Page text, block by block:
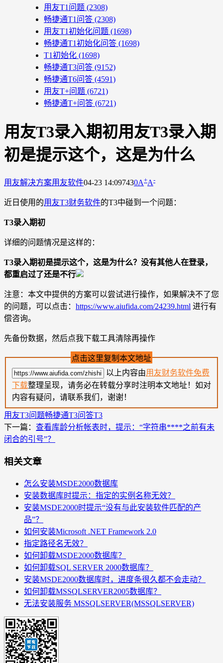
用友T1问题 (2308)
畅捷通T1问答 (2308)
用友T1初始化问题 (1698)
畅捷通T1初始化问答 (1698)
T1初始化 (1698)
畅捷通T3问答 (9152)
畅捷通T6问答 (4591)
用友T+问题 (6721)
畅捷通T+问答 (6721)
用友T3录入期初用友T3录入期
初是提示这个，这是为什么
用友解决方案用友软件04-23 14:097430A+A-
近日使用的用友T3财务软件的T3中碰到一个问题：
T3录入期初
详细的问题情况是这样的：
T3录入期初是提示这个，这是为什么？没有其他人在登录，
都重启过了还是不行
注意：本文中提供的方案可以尝试进行操作，如果解决不了您
的问题，可以点击： https://www.aiufida.com/24239.html 进行有
偿咨询。
先备份数据，然后点我下载工具清除再操作
点击这里复制本文地址
以上内容由用友财务软件免费
下载整理呈现，请务必在转载分享时注明本文地址！如对
内容有疑问，请联系我们，谢谢！
用友T3问题畅捷通T3问答T3
下一篇： 查看库龄分析帐表时，提示：“字符串****之前有未
闭合的引号”？
相关文章
怎么安装MSDE2000数据库
安装数据库时提示：指定的实例名称无效？
安装MSDE2000时提示“没有与此安装软件匹配的产
品”？
如何安装Microsoft .NET Framework 2.0
指定路径名无效？
如何卸载MSDE2000数据库？
如何卸载SQL SERVER 2000数据库？
安装MSDE2000数据库时，进度条很久都不会走动？
如何卸载MSSQLSERVER2005数据库？
无法安装服务 MSSQLSERVER(MSSQLSERVER)